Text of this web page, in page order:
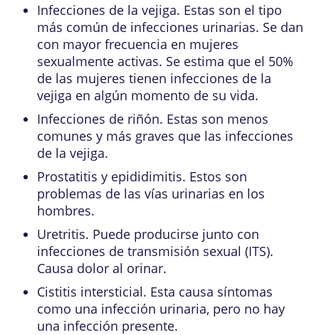
Infecciones de la vejiga. Estas son el tipo
más común de infecciones urinarias. Se dan
con mayor frecuencia en mujeres
sexualmente activas. Se estima que el 50%
de las mujeres tienen infecciones de la
vejiga en algún momento de su vida.
Infecciones de riñón. Estas son menos
comunes y más graves que las infecciones
de la vejiga.
Prostatitis y epididimitis. Estos son
problemas de las vías urinarias en los
hombres.
Uretritis. Puede producirse junto con
infecciones de transmisión sexual (ITS).
Causa dolor al orinar.
Cistitis intersticial. Esta causa síntomas
como una infección urinaria, pero no hay
una infección presente.